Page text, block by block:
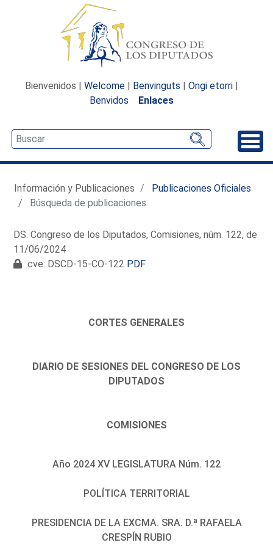
Bienvenidos | Welcome | Benvinguts | Ongi etorri |
Benvidos
Enlaces
Información y Publicaciones
Publicaciones Oficiales
Búsqueda de publicaciones
DS. Congreso de los Diputados, Comisiones, núm. 122, de
11/06/2024
cve: DSCD-15-CO-122 PDF
CORTES GENERALES
DIARIO DE SESIONES DEL CONGRESO DE LOS
DIPUTADOS
COMISIONES
Año 2024 XV LEGISLATURA Núm. 122
POLÍTICA TERRITORIAL
PRESIDENCIA DE LA EXCMA. SRA. D.ª RAFAELA
CRESPÍN RUBIO